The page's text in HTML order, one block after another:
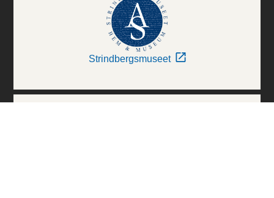
Strindbergsmuseet